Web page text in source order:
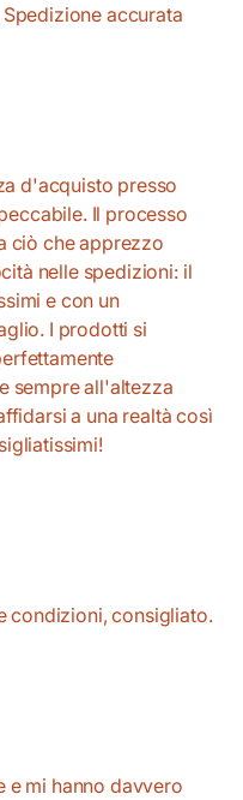
accurata
d'acquisto presso
Il processo
ciò che apprezzo
nelle spedizioni: il
e con un
I prodotti si
sempre all'altezza
a una realtà così
condizioni, consigliato.
e mi hanno davvero